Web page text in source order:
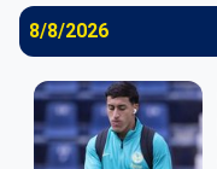
8/8/2026